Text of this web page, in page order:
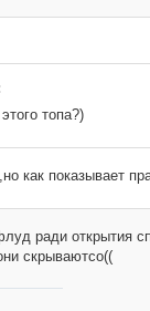
топа?)
как показывает
ради открытия
скрываютсо((